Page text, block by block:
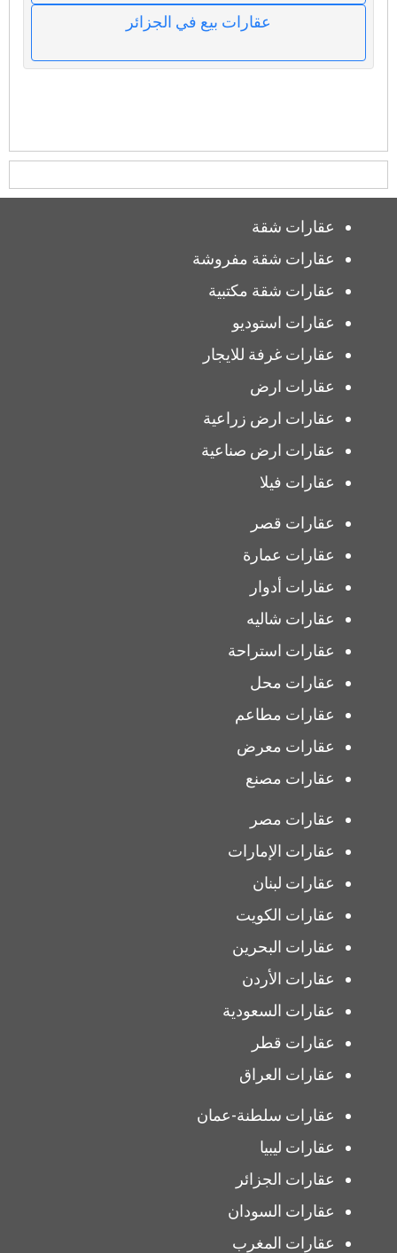
عقارات بيع في الجزائر
عقارات شقة
عقارات شقة مفروشة
عقارات شقة مكتبية
عقارات استوديو
عقارات غرفة للايجار
عقارات ارض
عقارات ارض زراعية
عقارات ارض صناعية
عقارات فيلا
عقارات قصر
عقارات عمارة
عقارات أدوار
عقارات شاليه
عقارات استراحة
عقارات محل
عقارات مطاعم
عقارات معرض
عقارات مصنع
عقارات مصر
عقارات الإمارات
عقارات لبنان
عقارات الكويت
عقارات البحرين
عقارات الأردن
عقارات السعودية
عقارات قطر
عقارات العراق
عقارات سلطنة-عمان
عقارات ليبيا
عقارات الجزائر
عقارات السودان
عقارات المغرب